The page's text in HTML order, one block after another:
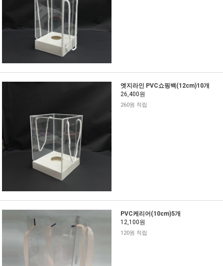
엣지라인 PVC쇼핑백(12cm)10개
26,400원
260원 적립
PVC케리어(10cm)5개
12,100원
120원 적립